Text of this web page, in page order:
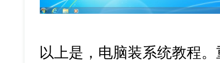
以上是，电脑装系统教程